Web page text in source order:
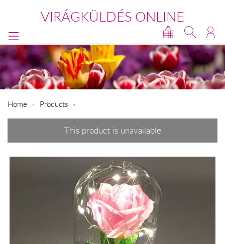
VIRÁGKÜLDÉS ONLINE
Home Products
This product is unavailable